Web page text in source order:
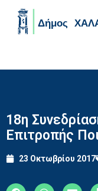
18η
Επιτροπής
23 Οκτωβρίου 2017